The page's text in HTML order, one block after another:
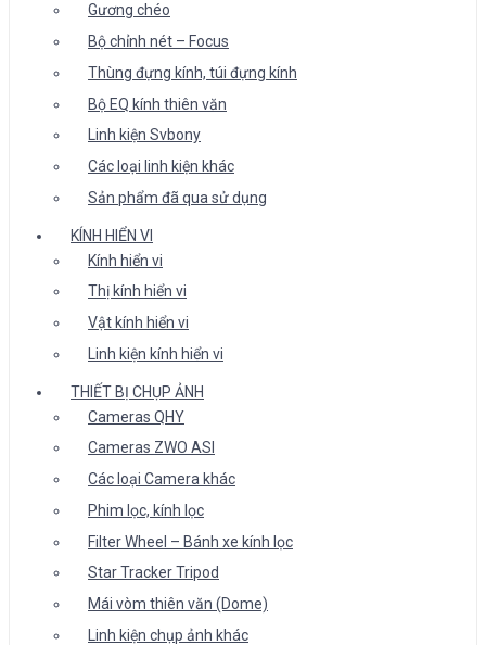
Gương chéo
Bộ chỉnh nét – Focus
Thùng đựng kính, túi đựng kính
Bộ EQ kính thiên văn
Linh kiện Svbony
Các loại linh kiện khác
Sản phẩm đã qua sử dụng
KÍNH HIỂN VI
Kính hiển vi
Thị kính hiển vi
Vật kính hiển vi
Linh kiện kính hiển vi
THIẾT BỊ CHỤP ẢNH
Cameras QHY
Cameras ZWO ASI
Các loại Camera khác
Phim lọc, kính lọc
Filter Wheel – Bánh xe kính lọc
Star Tracker Tripod
Mái vòm thiên văn (Dome)
Linh kiện chụp ảnh khác